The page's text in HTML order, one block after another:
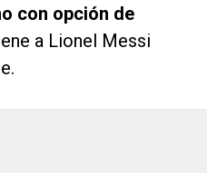
con opción de
a Lionel Messi